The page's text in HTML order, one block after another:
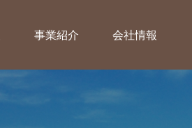
事業紹介 会社情報